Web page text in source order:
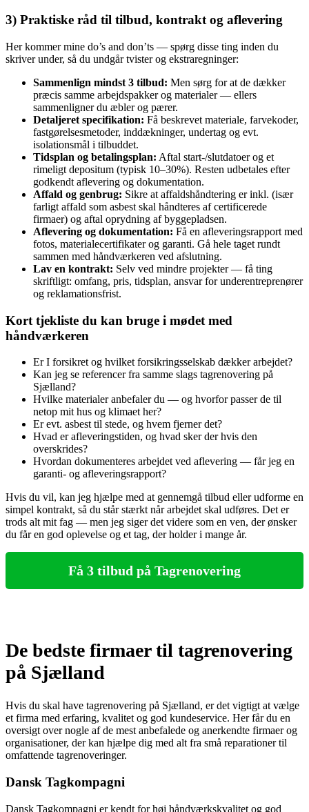
3) Praktiske råd til tilbud, kontrakt og aflevering
Her kommer mine do’s and don’ts — spørg disse ting inden du
skriver under, så du undgår tvister og ekstraregninger:
Sammenlign mindst 3 tilbud: Men sørg for at de dækker
præcis samme arbejdspakker og materialer — ellers
sammenligner du æbler og pærer.
Detaljeret specifikation: Få beskrevet materiale, farvekoder,
fastgørelsesmetoder, inddækninger, undertag og evt.
isolationsmål i tilbuddet.
Tidsplan og betalingsplan: Aftal start-/slutdatoer og et
rimeligt depositum (typisk 10–30%). Resten udbetales efter
godkendt aflevering og dokumentation.
Affald og genbrug: Sikre at affaldshåndtering er inkl. (især
farligt affald som asbest skal håndteres af certificerede
firmaer) og aftal oprydning af byggepladsen.
Aflevering og dokumentation: Få en afleveringsrapport med
fotos, materialecertifikater og garanti. Gå hele taget rundt
sammen med håndværkeren ved afslutning.
Lav en kontrakt: Selv ved mindre projekter — få ting
skriftligt: omfang, pris, tidsplan, ansvar for underentreprenører
og reklamationsfrist.
Kort tjekliste du kan bruge i mødet med
håndværkeren
Er I forsikret og hvilket forsikringsselskab dækker arbejdet?
Kan jeg se referencer fra samme slags tagrenovering på
Sjælland?
Hvilke materialer anbefaler du — og hvorfor passer de til
netop mit hus og klimaet her?
Er evt. asbest til stede, og hvem fjerner det?
Hvad er afleveringstiden, og hvad sker der hvis den
overskrides?
Hvordan dokumenteres arbejdet ved aflevering — får jeg en
garanti- og afleveringsrapport?
Hvis du vil, kan jeg hjælpe med at gennemgå tilbud eller udforme en
simpel kontrakt, så du står stærkt når arbejdet skal udføres. Det er
trods alt mit fag — men jeg siger det videre som en ven, der ønsker
du får en god oplevelse og et tag, der holder i mange år.
Få 3 tilbud på Tagrenovering
De bedste firmaer til tagrenovering
på Sjælland
Hvis du skal have tagrenovering på Sjælland, er det vigtigt at vælge
et firma med erfaring, kvalitet og god kundeservice. Her får du en
oversigt over nogle af de mest anbefalede og anerkendte firmaer og
organisationer, der kan hjælpe dig med alt fra små reparationer til
omfattende tagrenoveringer.
Dansk Tagkompagni
Dansk Tagkompagni er kendt for høj håndværkskvalitet og god